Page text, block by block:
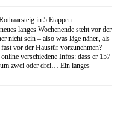
in 5 Etappen
langes Wochenende steht vor der
nicht sein – also was läge näher, als
vor der Haustür vorzunehmen?
verschiedene Infos: dass er 157
zwei oder drei… Ein langes